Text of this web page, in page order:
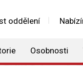
oddělení
Osobnosti